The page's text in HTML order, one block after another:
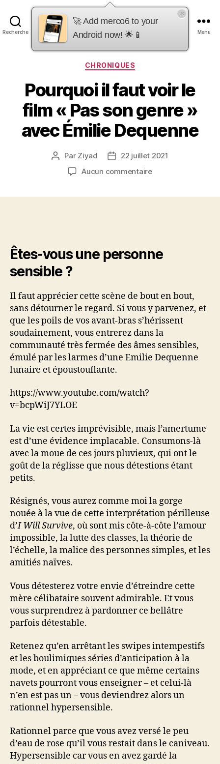
Recherche
merco6
Menu
Catégories
CHRONIQUES
Pourquoi il faut voir le
film « Pas son genre »
avec Émilie Dequenne
Auteur
l’article
Par Ziyad
Date22 juillet 2021
Aucun commentairesur
Pas
avec
Émilie
Dequenne
Êtes-vous une personne
sensible ?
Il faut apprécier cette scène de bout en bout,
sans détourner le regard. Si vous y parvenez, et
que les poils de vos avant-bras s’hérissent
soudainement, vous entrerez dans la
communauté très fermée des âmes sensibles,
émulé par les larmes d’une Emilie Dequenne
lunaire et époustouflante.
https://www.youtube.com/watch?
v=bcpWiJ7YLOE
La vie est certes imprévisible, mais l’amertume
est d’une évidence implacable. Consumons-là
avec la moue de ces jours pluvieux, qui ont le
goût de la réglisse que nous détestions étant
petits.
Résignés, vous aurez comme moi la gorge
nouée à la vue de cette interprétation périlleuse
d’I Will Survive, où sont mis côte-à-côte l’amour
impossible, la lutte des classes, la théorie de
l’échelle, la malice des personnes simples, et les
amitiés naïves.
Vous détesterez votre envie d’étreindre cette
mère célibataire souvent admirable. Et vous
vous surprendrez à pardonner ce bellâtre
parfois détestable.
Retenez qu’en arrêtant les swipes intempestifs
et les boulimiques séries d’anticipation à la
mode, et en appréciant ce que même certains
navets pourront vous enseigner – et celui-là
n’en est pas un – vous deviendrez alors un
rationnel hypersensible.
Rationnel parce que vous avez versé le peu
d’eau de rose qu’il vous restait dans le caniveau.
Hypersensible car vous en avez gardé la
🚀 Add merco6 to your
Android now! 🌟📱
×